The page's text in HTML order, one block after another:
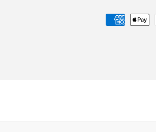
Betaalmethoden